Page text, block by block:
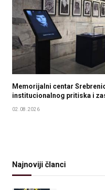
Memorijalni centar
institucionalnog pritiska i
02.08.2026
Najnoviji članci